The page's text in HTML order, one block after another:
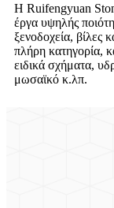
Η Ruifengyuan
έργα υψηλής
ξενοδοχεία, βίλες
πλήρη κατηγορία,
ειδικά σχήματα,
μωσαϊκό κ.λπ.